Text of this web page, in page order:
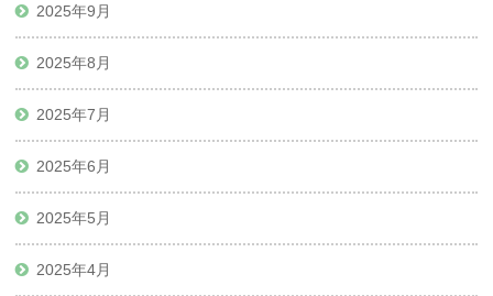
2025年9月
2025年8月
2025年7月
2025年6月
2025年5月
2025年4月